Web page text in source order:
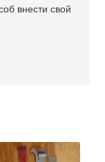
внести свой